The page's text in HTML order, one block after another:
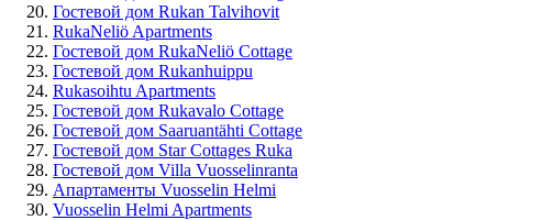
Гостевой дом Rukan Talvihovit
RukaNeliö Apartments
Гостевой дом RukaNeliö Cottage
Гостевой дом Rukanhuippu
Rukasoihtu Apartments
Гостевой дом Rukavalo Cottage
Гостевой дом Saaruantähti Cottage
Гостевой дом Star Cottages Ruka
Гостевой дом Villa Vuosselinranta
Апартаменты Vuosselin Helmi
Vuosselin Helmi Apartments